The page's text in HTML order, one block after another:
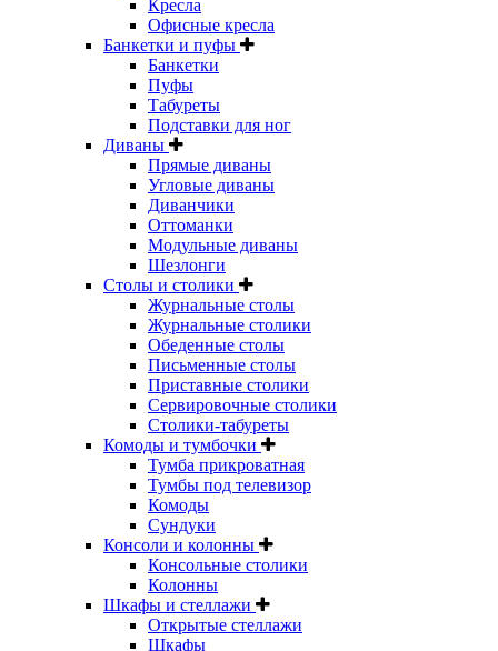
Кресла
Офисные кресла
Банкетки и пуфы
Банкетки
Пуфы
Табуреты
Подставки для ног
Диваны
Прямые диваны
Угловые диваны
Диванчики
Оттоманки
Модульные диваны
Шезлонги
Столы и столики
Журнальные столы
Журнальные столики
Обеденные столы
Письменные столы
Приставные столики
Сервировочные столики
Столики-табуреты
Комоды и тумбочки
Тумба прикроватная
Тумбы под телевизор
Комоды
Сундуки
Консоли и колонны
Консольные столики
Колонны
Шкафы и стеллажи
Открытые стеллажи
Шкафы